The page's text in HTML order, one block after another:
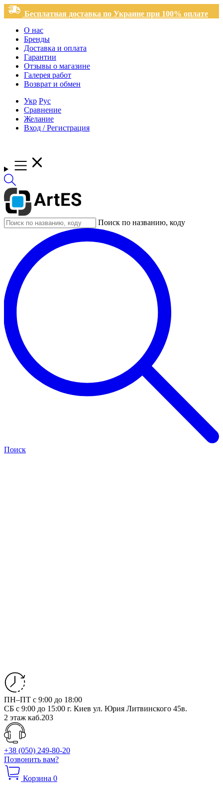
Бесплатная доставка по Украине при 100% оплате
О нас
Бренды
Доставка и оплата
Гарантии
Отзывы о магазине
Галерея работ
Возврат и обмен
Укр Рус
Сравнение
Желание
Вход / Регистрация
Поиск по названию, коду
Поиск
ПН–ПТ с 9:00 до 18:00
СБ с 9:00 до 15:00 г. Киев ул. Юрия Литвинского 45в.
2 этаж каб.203
+38 (050) 249-80-20
Позвонить вам?
Корзина 0